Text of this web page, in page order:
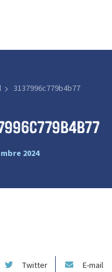
3137996c779b4b77
2024
Twitter E-mail